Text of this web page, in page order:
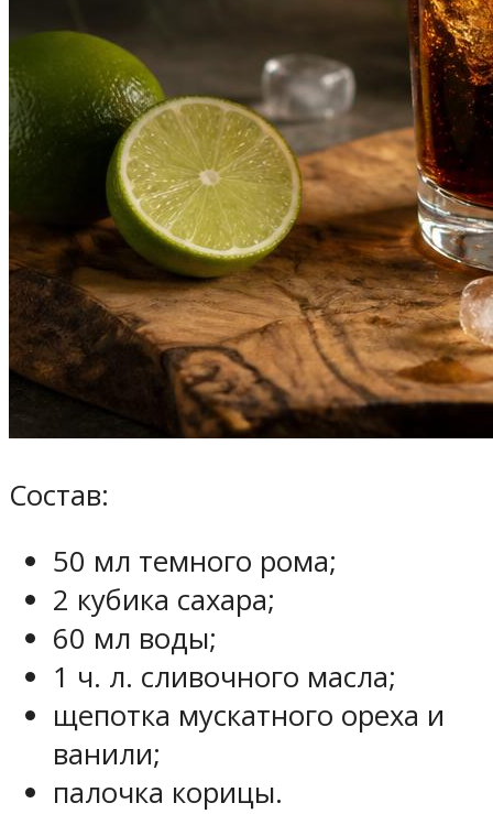
Состав:
50 мл темного рома;
2 кубика сахара;
60 мл воды;
1 ч. л. сливочного масла;
щепотка мускатного ореха и
ванили;
палочка корицы.